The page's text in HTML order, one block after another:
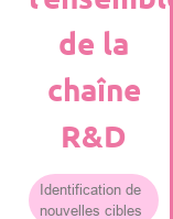
de la
chaîne
R&D
Identification de
nouvelles cibles